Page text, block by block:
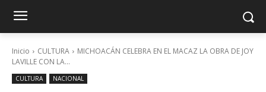
Inicio CULTURA
MICHOACÁN CELEBRA EN EL MACAZ LA OBRA DE JOY
LAVILLE CON LA...
CULTURA NACIONAL